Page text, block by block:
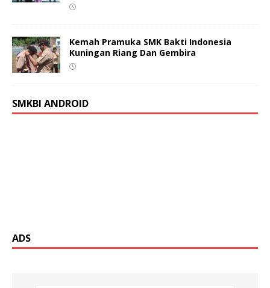
Kemah Pramuka SMK Bakti Indonesia
Kuningan Riang Dan Gembira
SMKBI ANDROID
ADS